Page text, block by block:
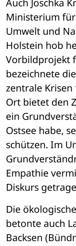
Auch Joschka
Ministerium
Umwelt und
Holstein hob
Vorbildprojekt
bezeichnete
zentrale Krisen
Ort bietet den
ein
Ostsee habe,
schützen. Im
Empathie
Diskurs
Die
betonte auch
Backsen